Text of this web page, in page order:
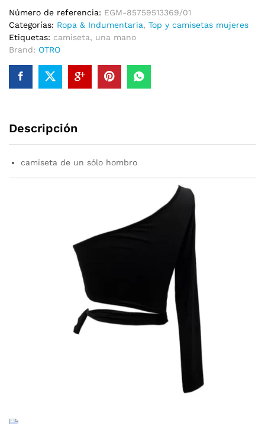
Número de referencia: EGM-85759513369/01
Categorías: Ropa & Indumentaria, Top y camisetas mujeres
Etiquetas: camiseta, una mano
Brand: OTRO
Descripción
camiseta de un sólo hombro